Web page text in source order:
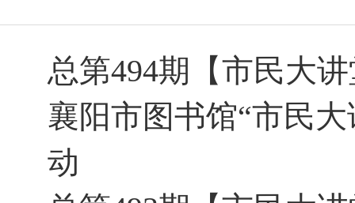
总第494期【市民大
襄阳市图书馆“市民
动